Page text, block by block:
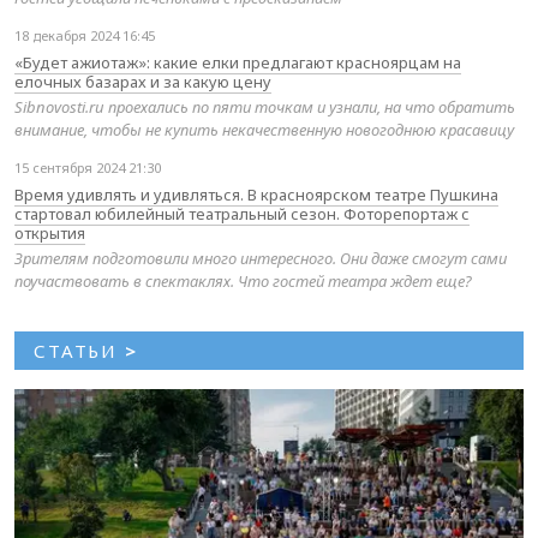
18 декабря 2024 16:45
«Будет ажиотаж»: какие елки предлагают красноярцам на
елочных базарах и за какую цену
Sibnovosti.ru проехались по пяти точкам и узнали, на что обратить
внимание, чтобы не купить некачественную новогоднюю красавицу
15 сентября 2024 21:30
Время удивлять и удивляться. В красноярском театре Пушкина
стартовал юбилейный театральный сезон. Фоторепортаж с
открытия
Зрителям подготовили много интересного. Они даже смогут сами
поучаствовать в спектаклях. Что гостей театра ждет еще?
СТАТЬИ >